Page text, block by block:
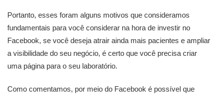
Portanto, esses foram alguns motivos que consideramos
fundamentais para você considerar na hora de investir no
Facebook, se você deseja atrair ainda mais pacientes e ampliar
a visibilidade do seu negócio, é certo que você precisa criar
uma página para o seu laboratório.
Como comentamos, por meio do Facebook é possível que